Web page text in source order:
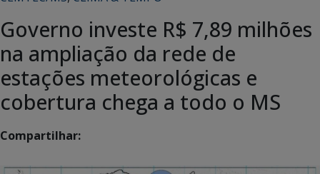
Governo investe R$ 7,89 milhões
na ampliação da rede de
estações meteorológicas e
cobertura chega a todo o MS
Compartilhar: